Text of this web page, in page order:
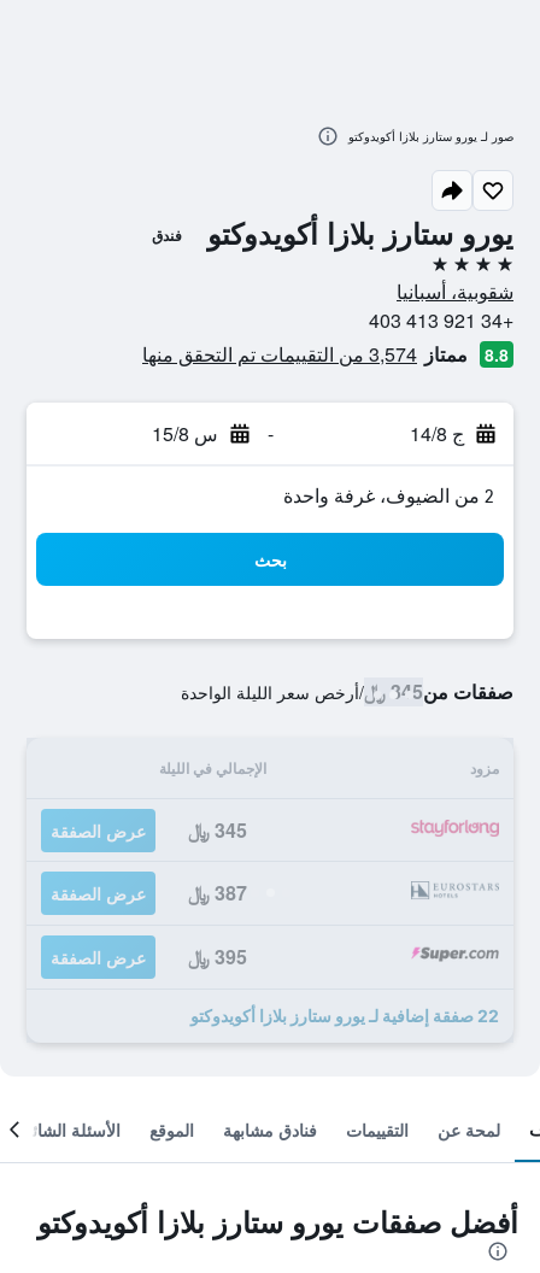
يورو ستارز بلازا أكويدوكتو فندق
4 نجوم
شقوبية، أسبانيا
+34 921 413 403
8.8 ممتاز 3,574 من التقييمات تم التحقق منها
ج 14/8 - س 15/8
2 من الضيوف، غرفة واحدة
بحث
صفقات من345 ﷼ /أرخص سعر الليلة الواحدة
مزود الإجمالي في الليلة
345 ﷼ عرض الصفقة
387 ﷼ عرض الصفقة
395 ﷼ عرض الصفقة
22 صفقة إضافية لـ يورو ستارز بلازا أكويدوكتو
صور لـ يورو ستارز بلازا أكويدوكتو
لمحة عن التقييمات فنادق مشابهة الموقع الأسئلة الشائعة
أفضل صفقات يورو ستارز بلازا أكويدوكتو